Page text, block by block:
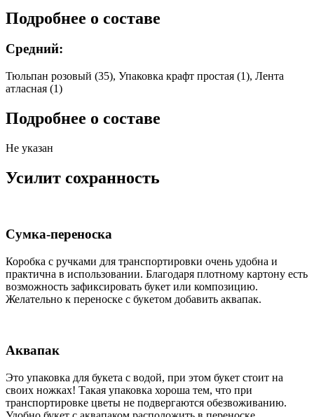
Подробнее о составе
Средний:
Тюльпан розовый (35), Упаковка крафт простая (1), Лента
атласная (1)
Подробнее о составе
Не указан
Усилит сохранность
Сумка-переноска
Коробка c ручками для транспортировки очень удобна и
практична в использовании. Благодаря плотному картону есть
возможность зафиксировать букет или композицию.
Желательно к переноске с букетом добавить аквапак.
Аквапак
Это упаковка для букета с водой, при этом букет стоит на
своих ножках! Такая упаковка хороша тем, что при
транспортировке цветы не подвергаются обезвоживанию.